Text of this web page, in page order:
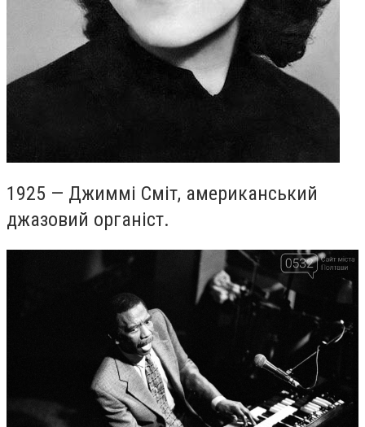
1925 — Джиммі Сміт, американський
джазовий органіст.